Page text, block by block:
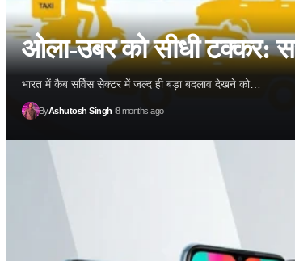
ओला-उबर को सीधी टक्कर:
भारत में कैब सर्विस सेक्टर में जल्द ही बड़ा बदलाव देखने को…
ByAshutosh Singh 8 months ago